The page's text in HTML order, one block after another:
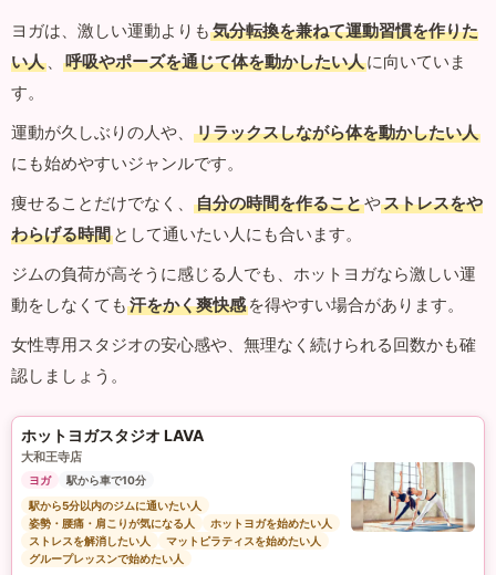
ヨガは、激しい運動よりも 気分転換を兼ねて運動習慣を作りた
い人 、 呼吸やポーズを通じて体を動かしたい人に向いていま
す。
運動が久しぶりの人や、
リラックスしながら体を動かしたい人
にも始めやすいジャンルです。
痩せることだけでなく、
自分の時間を作ることやストレスをや
わらげる時間 として通いたい人にも合います。
ジムの負荷が高そうに感じる人でも、ホットヨガなら激しい運
動をしなくても 汗をかく爽快感 を得やすい場合があります。
女性専用スタジオの安心感や、無理なく続けられる回数かも確
認しましょう。
ホットヨガスタジオ LAVA
大和王寺店
ヨガ
駅から車で10分
駅から5分以内のジムに通いたい人
姿勢・腰痛・肩こりが気になる人
ホットヨガを始めたい人
ストレスを解消したい人
マットピラティスを始めたい人
グループレッスンで始めたい人